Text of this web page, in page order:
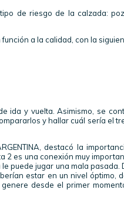
de riesgo de la calzada:
a la calidad, con la
ida y vuelta. Asimismo, se
y hallar cuál sería el
destacó la
2 es una conexión muy
puede jugar una mala pasada.
estar en un nivel óptimo,
desde el primer